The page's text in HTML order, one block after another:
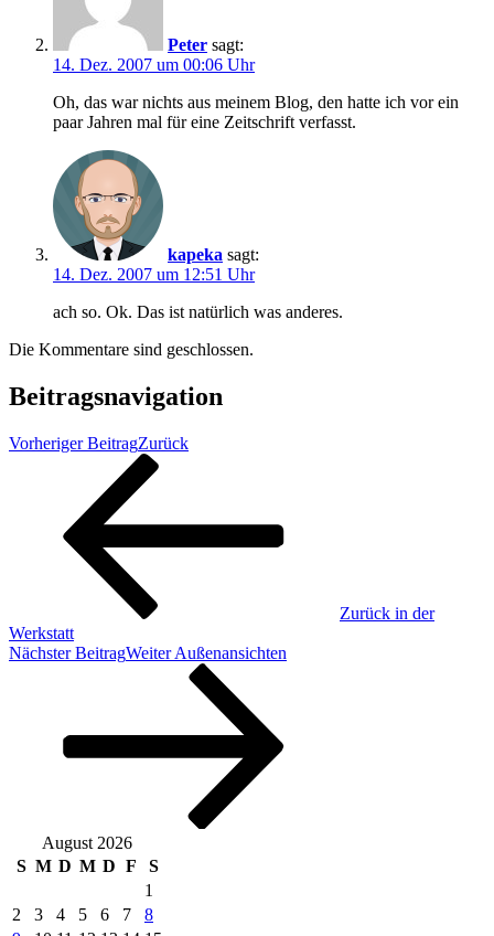
Peter sagt:
14. Dez. 2007 um 00:06 Uhr
Oh, das war nichts aus meinem Blog, den hatte ich vor ein
paar Jahren mal für eine Zeitschrift verfasst.
kapeka sagt:
14. Dez. 2007 um 12:51 Uhr
ach so. Ok. Das ist natürlich was anderes.
Die Kommentare sind geschlossen.
Beitragsnavigation
Vorheriger BeitragZurück
Zurück in der
Werkstatt
Nächster BeitragWeiter Außenansichten
August 2026
S M D M D F
S
1
2
3 4 5 6 7
8